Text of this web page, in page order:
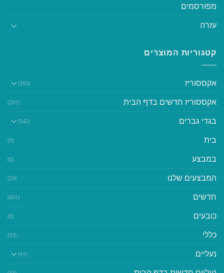
מפורסמים
עזרה
קטגוריות המוצרים
אקססוריז (365)
אקססוריז חדשים בדף הבית (291)
בגדי גברים (542)
בית (0)
במבצע (0)
המבצעים שלנו (24)
חדשים (601)
כובעים (0)
כללי (33)
נעליים (41)